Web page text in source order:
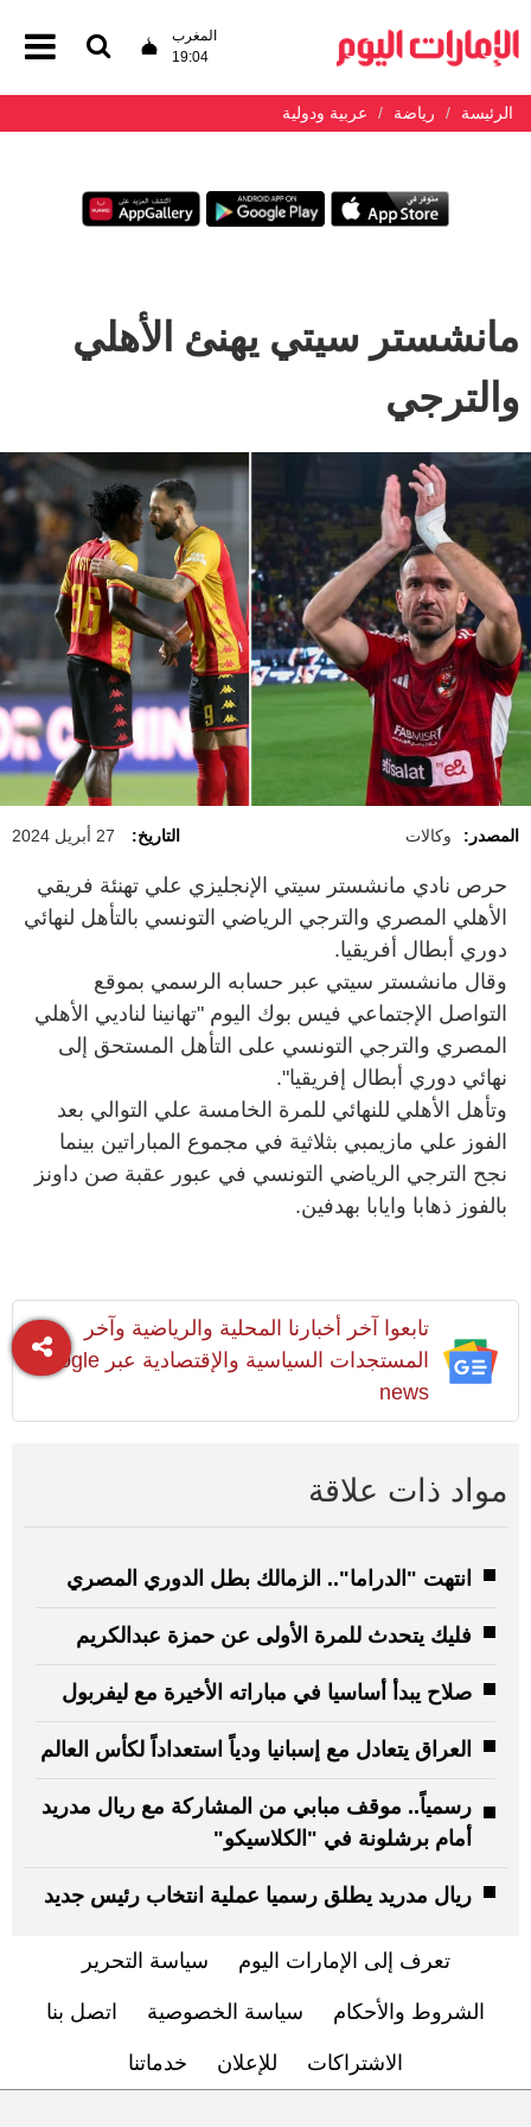
المغرب
19:04
الرئيسة رياضة عربية ودولية
مانشستر سيتي يهنئ الأهلي
والترجي
المصدر: وكالات التاريخ: 27 أبريل 2024
حرص نادي مانشستر سيتي الإنجليزي علي تهنئة فريقي
الأهلي المصري والترجي الرياضي التونسي بالتأهل لنهائي
دوري أبطال أفريقيا.
وقال مانشستر سيتي عبر حسابه الرسمي بموقع
التواصل الإجتماعي فيس بوك اليوم "تهانينا لناديي الأهلي
المصري والترجي التونسي على التأهل المستحق إلى
نهائي دوري أبطال إفريقيا".
وتأهل الأهلي للنهائي للمرة الخامسة علي التوالي بعد
الفوز علي مازيمبي بثلاثية في مجموع المباراتين بينما
نجح الترجي الرياضي التونسي في عبور عقبة صن داونز
بالفوز ذهابا وايابا بهدفين.
تابعوا آخر أخبارنا المحلية والرياضية وآخر
المستجدات السياسية والإقتصادية عبر Google
news
مواد ذات علاقة
انتهت "الدراما".. الزمالك بطل الدوري المصري
فليك يتحدث للمرة الأولى عن حمزة عبدالكريم
صلاح يبدأ أساسيا في مباراته الأخيرة مع ليفربول
العراق يتعادل مع إسبانيا ودياً استعداداً لكأس العالم
رسمياً.. موقف مبابي من المشاركة مع ريال مدريد
أمام برشلونة في "الكلاسيكو"
ريال مدريد يطلق رسميا عملية انتخاب رئيس جديد
تعرف إلى الإمارات اليوم سياسة التحرير
الشروط والأحكام سياسة الخصوصية اتصل بنا
الاشتراكات للإعلان خدماتنا